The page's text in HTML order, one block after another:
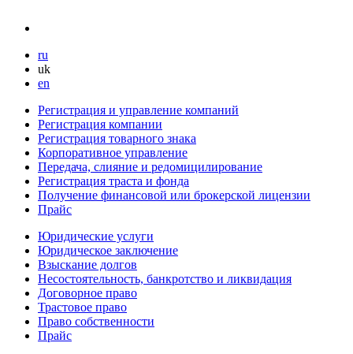
ru
uk
en
Регистрация и управление компаний
Регистрация компании
Регистрация товарного знака
Корпоративное управление
Передача, слияние и редомицилирование
Регистрация траста и фонда
Получение финансовой или брокерской лицензии
Прайс
Юридические услуги
Юридическое заключение
Взыскание долгов
Несостоятельность, банкротство и ликвидация
Договорное право
Трастовое право
Право собственности
Прайс